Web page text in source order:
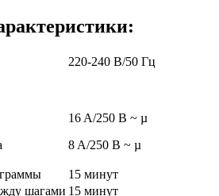
220-240 В/50 Гц
16 A/250 В ~ µ
8 A/250 В ~ µ
15 минут
шагами 15 минут